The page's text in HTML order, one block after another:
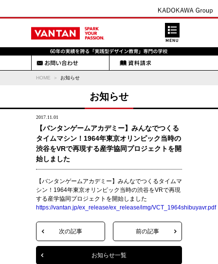
HOME お知らせ
お知らせ
2017.11.01
【バンタンゲームアカデミー】みんなでつくる
タイムマシン！1964年東京オリンピック当時の
渋谷をVRで再現する産学協同プロジェクトを開
始しました
【バンタンゲームアカデミー】みんなでつくるタイムマ
シン！1964年東京オリンピック当時の渋谷をVRで再現
する産学協同プロジェクトを開始しました
https://vantan.jp/ex_release/ex_release/img/VCT_1964shibuyavr.pdf
次の記事 前の記事
お知らせ一覧